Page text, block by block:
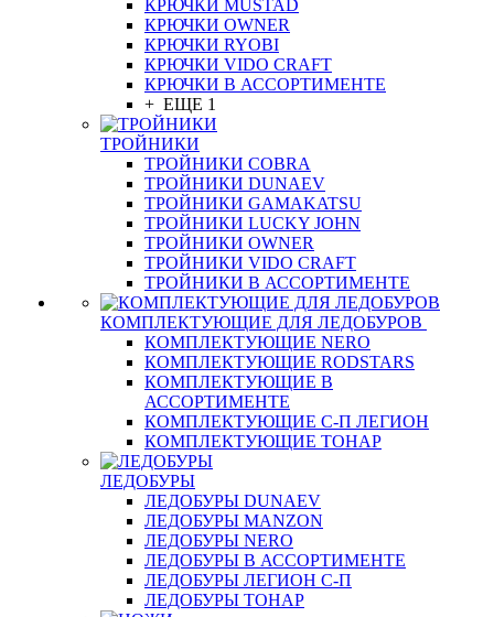
КРЮЧКИ MUSTAD
КРЮЧКИ OWNER
КРЮЧКИ RYOBI
КРЮЧКИ VIDO CRAFT
КРЮЧКИ В АССОРТИМЕНТЕ
+ ЕЩЕ 1
ТРОЙНИКИ
ТРОЙНИКИ COBRA
ТРОЙНИКИ DUNAEV
ТРОЙНИКИ GAMAKATSU
ТРОЙНИКИ LUCKY JOHN
ТРОЙНИКИ OWNER
ТРОЙНИКИ VIDO CRAFT
ТРОЙНИКИ В АССОРТИМЕНТЕ
КОМПЛЕКТУЮЩИЕ ДЛЯ ЛЕДОБУРОВ
КОМПЛЕКТУЮЩИЕ NERO
КОМПЛЕКТУЮЩИЕ RODSTARS
КОМПЛЕКТУЮЩИЕ В
АССОРТИМЕНТЕ
КОМПЛЕКТУЮЩИЕ С-П ЛЕГИОН
КОМПЛЕКТУЮЩИЕ ТОНАР
ЛЕДОБУРЫ
ЛЕДОБУРЫ DUNAEV
ЛЕДОБУРЫ MANZON
ЛЕДОБУРЫ NERO
ЛЕДОБУРЫ В АССОРТИМЕНТЕ
ЛЕДОБУРЫ ЛЕГИОН С-П
ЛЕДОБУРЫ ТОНАР